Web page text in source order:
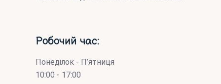
Робочий час:
Понеділок - П’ятниця
10:00 - 17:00